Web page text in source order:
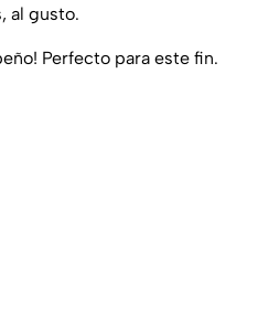
al gusto.
Perfecto para este fin.